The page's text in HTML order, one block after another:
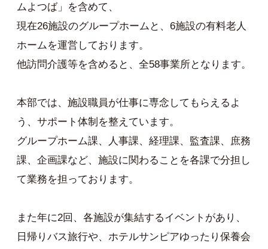
ムよつば」を含めて、
現在26施設のグループホームと、6施設の有料老人
ホームを運営しております。
他訪問介護等を含めると、全58事業所となります。
本部では、施設職員が仕事に専念してもらえるよ
う、サポート体制を整えています。
グループホーム課、人事課、経理課、監査課、庶務
課、企画課など、施設に関わることを各課で分担し
て業務を担っております。
また年に2回、各施設が集結するイベントがあり、
日帰りバス旅行や、ホテルサンピアゆったり保養会